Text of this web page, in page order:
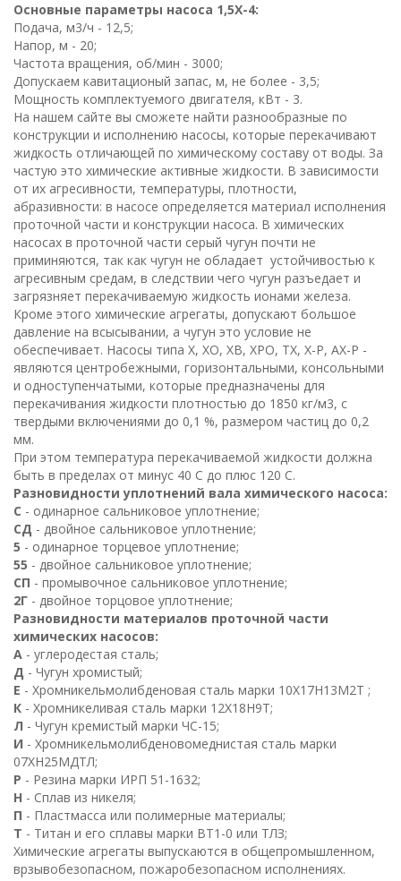
Основные параметры насоса 1,5Х-4:
Подача, м3/ч - 12,5;
Напор, м - 20;
Частота вращения, об/мин - 3000;
Допускаем кавитационый запас, м, не более - 3,5;
Мощность комплектуемого двигателя, кВт - 3.
На нашем сайте вы сможете найти разнообразные по
конструкции и исполнению насосы, которые перекачивают
жидкость отличающей по химическому составу от воды. За
частую это химические активные жидкости. В зависимости
от их агресивности, температуры, плотности,
абразивности: в насосе определяется материал исполнения
проточной части и конструкции насоса. В химических
насосах в проточной части серый чугун почти не
приминяются, так как чугун не обладает устойчивостью к
агресивным средам, в следствии чего чугун разъедает и
загрязняет перекачиваемую жидкость ионами железа.
Кроме этого химические агрегаты, допускают большое
давление на всысывании, а чугун это условие не
обеспечивает. Насосы типа Х, ХО, ХВ, ХРО, ТХ, Х-Р, АХ-Р -
являются центробежными, горизонтальными, консольными
и одноступенчатыми, которые предназначены для
перекачивания жидкости плотностью до 1850 кг/м3, с
твердыми включениями до 0,1 %, размером частиц до 0,2
мм.
При этом температура перекачиваемой жидкости должна
быть в пределах от минус 40 С до плюс 120 С.
Разновидности уплотнений вала химического насоса:
С - одинарное сальниковое уплотнение;
СД - двойное сальниковое уплотнение;
5 - одинарное торцевое уплотнение;
55 - двойное сальниковое уплотнение;
СП - промывочное сальниковое уплотнение;
2Г - двойное торцовое уплотнение;
Разновидности материалов проточной части
химических насосов:
А - углеродестая сталь;
Д - Чугун хромистый;
Е - Хромникельмолибденовая сталь марки 10Х17Н13М2Т ;
К - Хромникеливая сталь марки 12Х18Н9Т;
Л - Чугун кремистый марки ЧС-15;
И - Хромникельмолибденовомеднистая сталь марки
07ХН25МДТЛ;
Р - Резина марки ИРП 51-1632;
Н - Сплав из никеля;
П - Пластмасса или полимерные материалы;
Т - Титан и его сплавы марки ВТ1 -0 или ТЛЗ;
Химические агрегаты выпускаются в общепромышленном,
врзывобезопасном, пожаробезопасном исполнениях.